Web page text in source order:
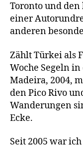
Toronto und den
einer
anderen
Zählt Türkei als
Woche Segeln
Madeira, 2004,
den Pico Rivo
Wanderungen
Ecke.
Seit 2005 war